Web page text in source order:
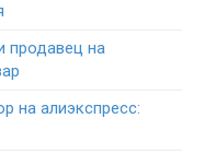
продавец на
на алиэкспресс: